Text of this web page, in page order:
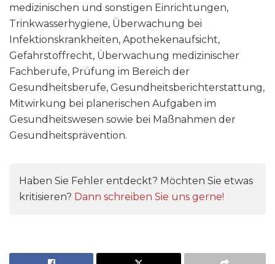
medizinischen und sonstigen Einrichtungen,
Trinkwasserhygiene, Überwachung bei
Infektionskrankheiten, Apothekenaufsicht,
Gefahrstoffrecht, Überwachung medizinischer
Fachberufe, Prüfung im Bereich der
Gesundheitsberufe, Gesundheitsberichterstattung,
Mitwirkung bei planerischen Aufgaben im
Gesundheitswesen sowie bei Maßnahmen der
Gesundheitsprävention.
Haben Sie Fehler entdeckt? Möchten Sie etwas
kritisieren? Dann schreiben Sie uns gerne!